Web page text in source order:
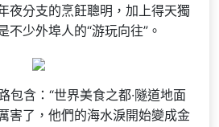
夜分支的烹飪聰明，加上得天獨
不少外埠人的“游玩向往”。
包含：“世界美食之都·隧道地面
害了，他們的海水淚開始變成金